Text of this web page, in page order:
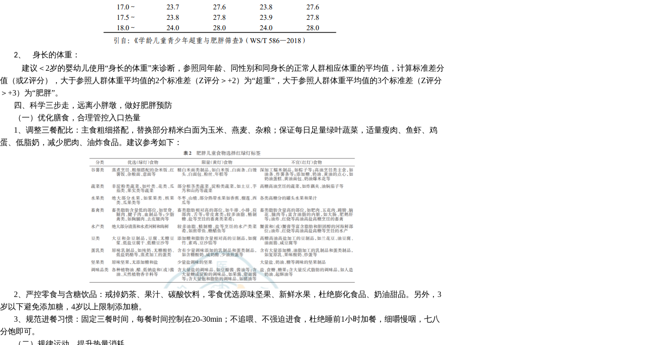
2、
身长的体重：
建议＜2岁的婴幼儿使用“身长的体重”来诊断，参照同年龄、同性别和同身长的正常人群相应体重的平均值，计算标准差分
值（或Z评分），大于参照人群体重平均值的2个标准差（Z评分＞+2）为“超重”，大于参照人群体重平均值的3个标准差（Z评分
＞+3）为“肥胖”。
四、 科学三步走，远离小胖墩，做好肥胖预防
（一）优化膳食，合理管控入口热量
1、 调整三餐配比：主食粗细搭配，替换部分精米白面为玉米、燕麦、杂粮；保证每日足量绿叶蔬菜，适量瘦肉、鱼虾、鸡
蛋、低脂奶，减少肥肉、油炸食品。 建议参考如下：
2、 严控零食与含糖饮品：戒掉奶茶、果汁、碳酸饮料，零食优选原味坚果、新鲜水果，杜绝膨化食品、奶油甜品。
另外，3
岁以下避免添加糖，4岁以上限制添加糖。
3、 规范进餐习惯：固定三餐时间， 每餐时间控制在20-30min； 不追喂、不强迫进食，杜绝睡前1小时加餐，细嚼慢咽，七八
分饱即可。